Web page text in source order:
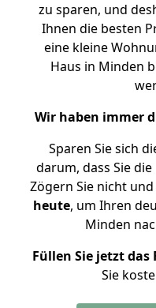
zu sparen, und
Ihnen die besten
eine kleine
Haus in Minden
Wir haben immer
Sparen Sie sich
darum, dass Sie
Zögern Sie nicht und
heute, um Ihren
Minden
Füllen Sie jetzt
Sie